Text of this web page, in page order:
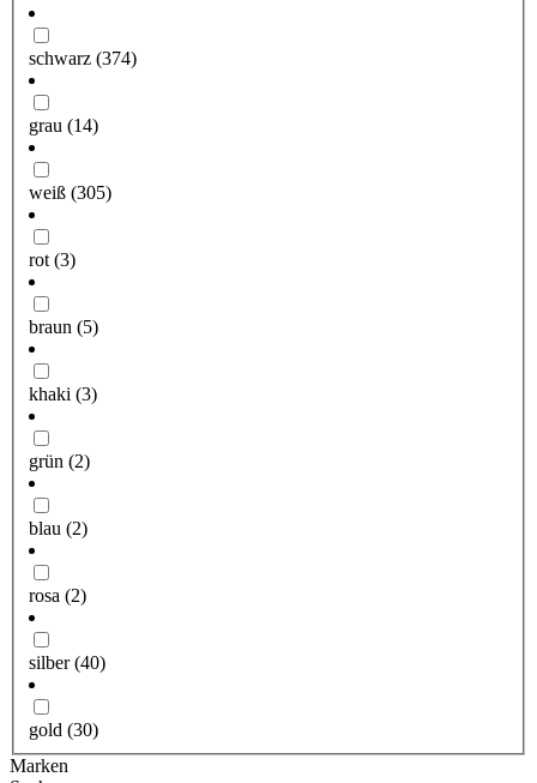
schwarz (374)
grau (14)
weiß (305)
rot (3)
braun (5)
khaki (3)
grün (2)
blau (2)
rosa (2)
silber(40)
gold (30)
Marken